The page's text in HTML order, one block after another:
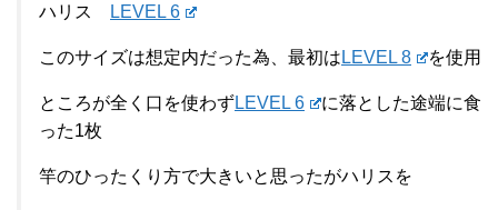
ハリス LEVEL 6
このサイズは想定内だった為、最初は LEVEL 8 を使用
ところが全く口を使わずLEVEL 6
に落とした途端に食
った1枚
竿のひったくり方で大きいと思ったがハリスを